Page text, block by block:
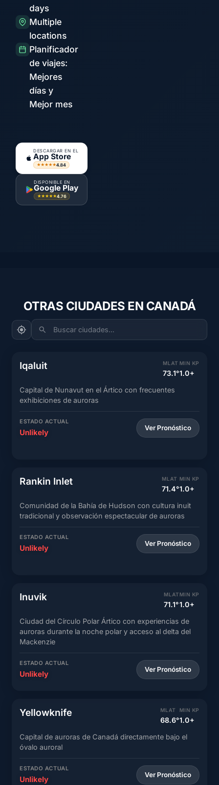
days
Multiple
locations
Planificador
de viajes:
Mejores
días y
Mejor mes
DESCARGAR EN EL
App Store
★★★★★4.84
DISPONIBLE EN
Google Play
★★★★★4.76
OTRAS CIUDADES EN CANADÁ
Buscar ciudades...
Iqaluit MLAT
73.1°
MIN KP
1.0+
Capital de Nunavut en el Ártico con frecuentes
exhibiciones de auroras
ESTADO ACTUAL
Unlikely Ver Pronóstico
Rankin Inlet MLAT
71.4°
MIN KP
1.0+
Comunidad de la Bahía de Hudson con cultura inuit
tradicional y observación espectacular de auroras
ESTADO ACTUAL
Unlikely Ver Pronóstico
Inuvik MLAT
71.1°
MIN KP
1.0+
Ciudad del Círculo Polar Ártico con experiencias de
auroras durante la noche polar y acceso al delta del
Mackenzie
ESTADO ACTUAL
Unlikely Ver Pronóstico
Yellowknife MLAT
68.6°
MIN KP
1.0+
Capital de auroras de Canadá directamente bajo el
óvalo auroral
ESTADO ACTUAL
Unlikely Ver Pronóstico